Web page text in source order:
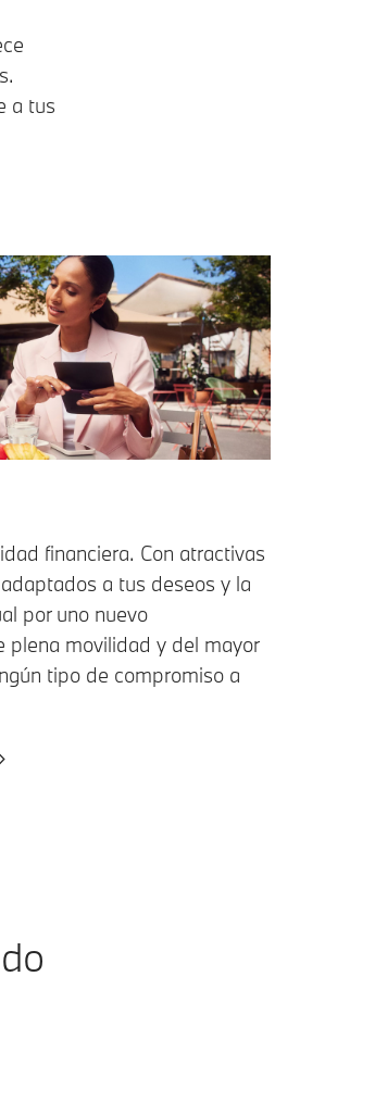
a tus
financiera. Con atractivas
a tus deseos y la
por uno nuevo
plena movilidad y del mayor
tipo de compromiso a